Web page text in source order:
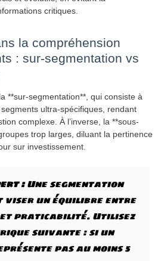
critiques.
la compréhension
: sur-segmentation vs
**sur-segmentation**, qui consiste à
ultra-spécifiques, rendant
complexe. À l’inverse, la **sous-
trop larges, diluant la pertinence
sur investissement.
:Une segmentation
viser un équilibre entre
praticabilité. Utilisez
suivante : si un
pas au moins 5